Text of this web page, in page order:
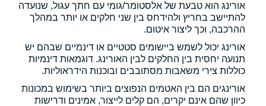
אורינג הוא טבעת של אלסטומר/גומי עם חתך עגול, שנועדה
להתיישב בחריץ ולהידחס בין שני חלקים או יותר במהלך
ההרכבה, וכך ליצור איטום.
אורינג יכול לשמש ביישומים סטטיים או דינמיים שבהם יש
תנועה יחסית בין החלקים לבין האורינג. דוגמאות דינמיות
כוללות צירי משאבות מסתובבים ובוכנות הידראוליות.
אורינגים הם בין האטמים הנפוצים ביותר בשימוש במכונות
כיוון שהם אינם יקרים, הם קלים לייצור, אמינים ודרישות